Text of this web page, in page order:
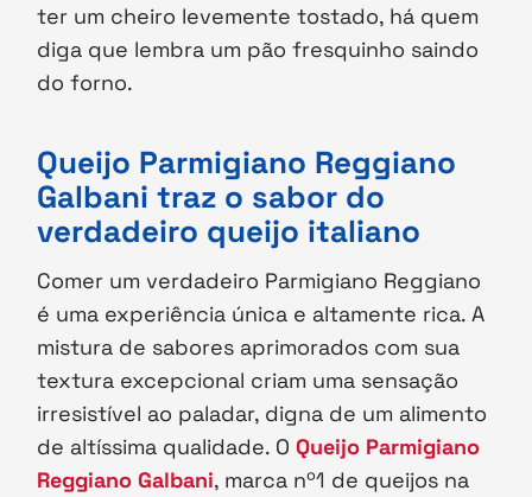
ter um cheiro levemente tostado, há quem
diga que lembra um pão fresquinho saindo
do forno.
Queijo Parmigiano Reggiano
Galbani traz o sabor do
verdadeiro queijo italiano
Comer um verdadeiro Parmigiano Reggiano
é uma experiência única e altamente rica. A
mistura de sabores aprimorados com sua
textura excepcional criam uma sensação
irresistível ao paladar, digna de um alimento
de altíssima qualidade. O Queijo Parmigiano
Reggiano Galbani, marca nº1 de queijos na